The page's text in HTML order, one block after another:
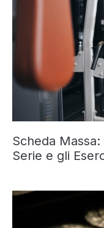
Scheda
Serie e gli